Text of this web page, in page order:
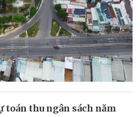
toán thu ngân sách năm